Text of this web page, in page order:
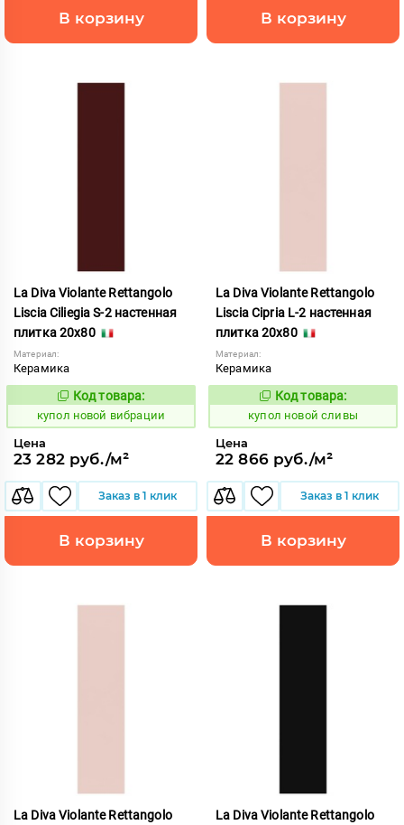
В корзину В корзину
La Diva Violante Rettangolo
Liscia Ciliegia S-2 настенная
плитка 20x80
Материал:
Керамика
851885
Код товара:
купол новой вибрации
Цена
23 282 руб./м²
Заказ в 1 клик
В корзину
La Diva Violante Rettangolo
Liscia Cipria L-2 настенная
плитка 20x80
Материал:
Керамика
851886
Код товара:
купол новой сливы
Цена
22 866 руб./м²
Заказ в 1 клик
В корзину
La Diva Violante Rettangolo
La Diva Violante Rettangolo